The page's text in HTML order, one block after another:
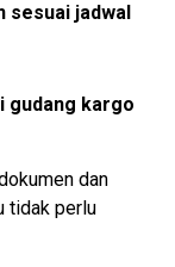
sesuai jadwal
gudang kargo
dan
tidak perlu